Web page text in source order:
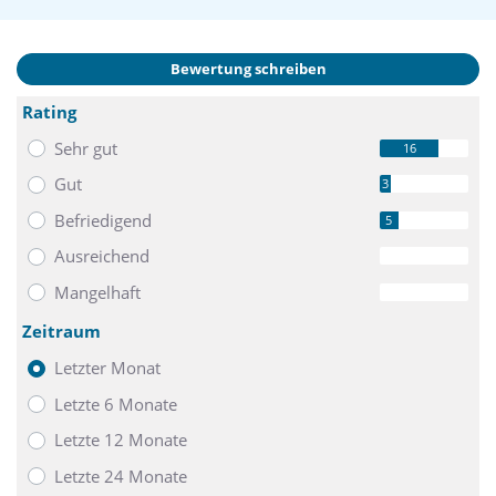
Bewertung schreiben
Rating
Sehr gut
16
Gut 3
Befriedigend 5
Ausreichend
Mangelhaft
Zeitraum
Letzter Monat
Letzte 6 Monate
Letzte 12 Monate
Letzte 24 Monate